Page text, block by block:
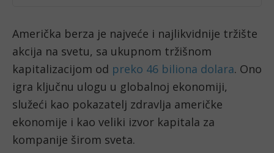
Američka berza je najveće i najlikvidnije tržište
akcija na svetu, sa ukupnom tržišnom
kapitalizacijom od preko 46 biliona dolara. Ono
igra ključnu ulogu u globalnoj ekonomiji,
služeći kao pokazatelj zdravlja američke
ekonomije i kao veliki izvor kapitala za
kompanije širom sveta.